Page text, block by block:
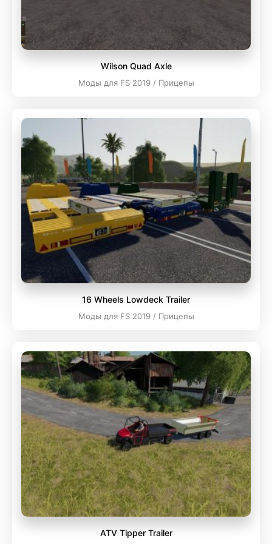
Wilson Quad Axle
Моды для FS 2019 / Прицепы
16 Wheels Lowdeck Trailer
Моды для FS 2019 / Прицепы
ATV Tipper Trailer